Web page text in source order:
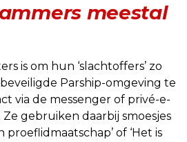
meestal
is om hun ‘slachtoffers’ zo
Parship-omgeving te
via de messenger of privé-e-
gebruiken daarbij smoesjes
proeflidmaatschap’ of ‘Het is